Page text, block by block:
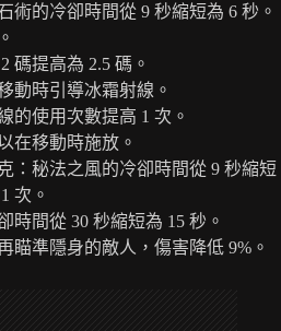
術的冷卻時間從 9 秒縮短為 6 秒。
碼提高為 2.5 碼。
動時引導冰霜射線。
的使用次數提高 1 次。
在移動時施放。
：秘法之風的冷卻時間從 9 秒縮短
次。
時間從 30 秒縮短為 15 秒。
瞄準隱身的敵人，傷害降低 9%。